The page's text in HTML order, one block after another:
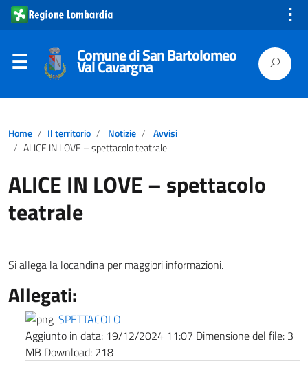
⋮
Comune di San Bartolomeo
Val Cavargna
Home Il territorio Notizie
Avvisi
ALICE IN LOVE – spettacolo teatrale
ALICE IN LOVE – spettacolo
teatrale
Si allega la locandina per maggiori informazioni.
Allegati:
SPETTACOLO
Aggiunto in data: 19/12/2024 11:07 Dimensione del file: 3
MB Download: 218